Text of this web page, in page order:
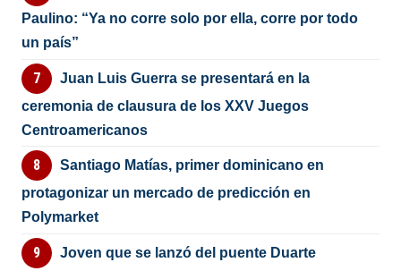
Paulino: “Ya no corre solo por ella, corre por todo
un país”
Juan Luis Guerra se presentará en la
ceremonia de clausura de los XXV Juegos
Centroamericanos
Santiago Matías, primer dominicano en
protagonizar un mercado de predicción en
Polymarket
Joven que se lanzó del puente Duarte